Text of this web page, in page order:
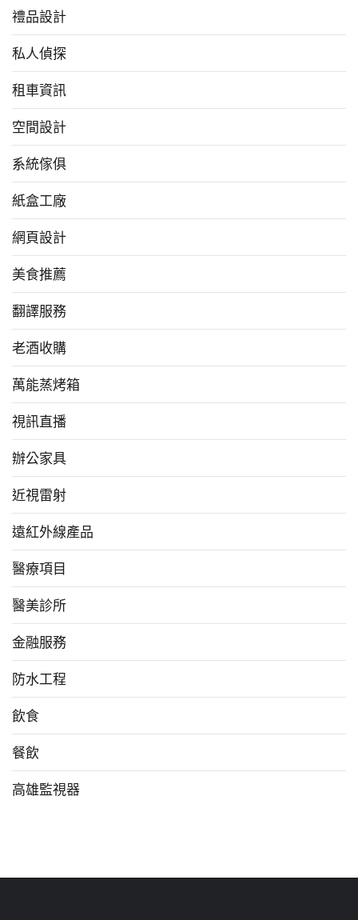
禮品設計
私人偵探
租車資訊
空間設計
系統傢俱
紙盒工廠
網頁設計
美食推薦
翻譯服務
老酒收購
萬能蒸烤箱
視訊直播
辦公家具
近視雷射
遠紅外線產品
醫療項目
醫美診所
金融服務
防水工程
飲食
餐飲
高雄監視器